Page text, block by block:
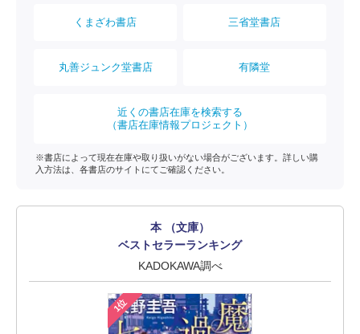
くまざわ書店 三省堂書店
丸善ジュンク堂書店 有隣堂
近くの書店在庫を検索する
（書店在庫情報プロジェクト）
※書店によって現在在庫や取り扱いがない場合がございます。詳しい購
入方法は、各書店のサイトにてご確認ください。
本 （文庫）
ベストセラーランキング
KADOKAWA調べ
1位